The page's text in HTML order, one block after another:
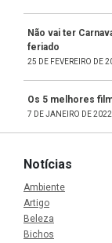
Não vai ter
feriado
25 DE FEVEREIRO DE
Os 5 melhores
7 DE JANEIRO DE 2022
Notícias
Ambiente
Artigo
Beleza
Bichos